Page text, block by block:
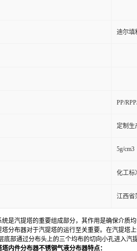
迪尔填
PP/
定制生
5g/cm3
化工标
江西省
统是汽提塔的重要组成部分，其作用是确保介质
塔分布器对于汽提塔的运行至关重要。在汽提塔
底部通过分布头上的三个均布的切向小孔进入
内件分布器不锈钢气液分布器特点：